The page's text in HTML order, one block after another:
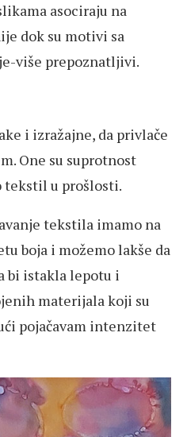
asociraju na
dok su motivi sa
više prepoznatljivi.
i izražajne, da privlače
One su suprotnost
tekstil u prošlosti.
tekstila imamo na
boja i možemo lakše da
bi istakla lepotu i
materijala koji su
pojačavam intenzitet